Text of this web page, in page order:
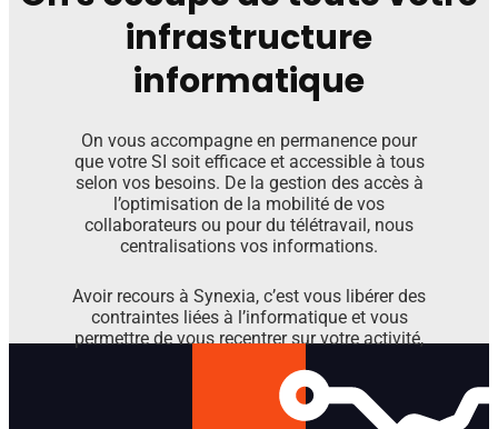
infrastructure
informatique
On vous accompagne en permanence pour
que votre SI soit efficace et accessible à tous
selon vos besoins. De la gestion des accès à
l’optimisation de la mobilité de vos
collaborateurs ou pour du télétravail, nous
centralisations vos informations.
Avoir recours à Synexia, c’est vous libérer des
contraintes liées à l’informatique et vous
permettre de vous recentrer sur votre activité,